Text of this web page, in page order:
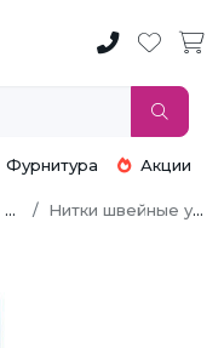
Фурнитура Акции
Нитки швейные универсальные